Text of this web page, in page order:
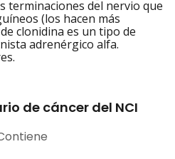
terminaciones del nervio que
(los hacen más
clonidina es un tipo de
adrenérgico alfa.
de cáncer del NCI